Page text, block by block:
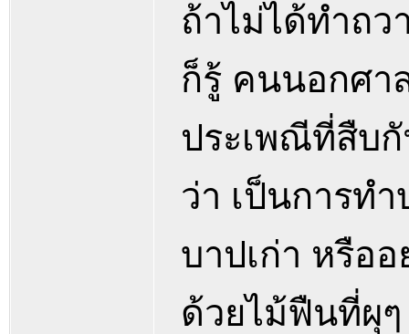
ถ้าไม่ได้ทำถ
ก็รู้ คนนอกศา
ประเพณีที่สืบ
ว่า เป็นการท
บาปเก่า หรือ
ด้วยไม้ฟืนที่ผุๆ